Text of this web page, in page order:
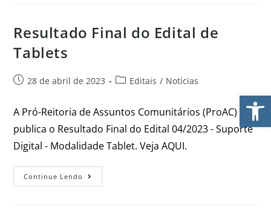
Resultado Final do Edital de
Tablets
28 de abril de 2023 Editais / Notícias
A Pró-Reitoria de Assuntos Comunitários (ProAC)
publica o Resultado Final do Edital 04/2023 - Suporte
Digital - Modalidade Tablet. Veja AQUI.
Continue Lendo